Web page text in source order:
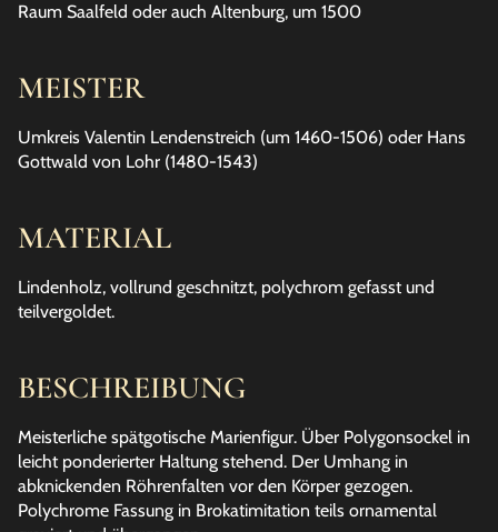
Raum Saalfeld oder auch Altenburg, um 1500
MEISTER
Umkreis Valentin Lendenstreich (um 1460-1506) oder Hans
Gottwald von Lohr (1480-1543)
MATERIAL
Lindenholz, vollrund geschnitzt, polychrom gefasst und
teilvergoldet.
BESCHREIBUNG
Meisterliche spätgotische Marienfigur. Über Polygonsockel in
leicht ponderierter Haltung stehend. Der Umhang in
abknickenden Röhrenfalten vor den Körper gezogen.
Polychrome Fassung in Brokatimitation teils ornamental